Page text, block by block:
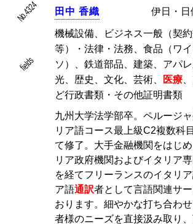
No.4324 田 中 香織 伊日・日
fields
機械設備、ビジネス一般（契
等）・法律・法務、食品（ワ
ソ）、鉄道部品、建築、アパ
光、歴史、文化、芸術、
医療
ど行政書類・その他証明書類
九州大学法学部卒。ペルージ
リア語コース最上級C2複数科
て修了。大手金融機関をはじ
リア政府機関およびイタリア
を経てフリーランスのイタリ
ア語通訳者として言語関連サ
おります。細やかな打ち合わ
者様のニーズを直接汲み取り